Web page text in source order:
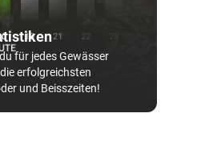
für jedes Gewässer
erfolgreichsten
und Beisszeiten!